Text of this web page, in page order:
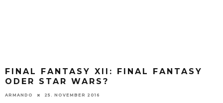
FINAL FANTASY XII: FINAL FANTASY
ODER STAR WARS?
ARMANDO 25. NOVEMBER 2016